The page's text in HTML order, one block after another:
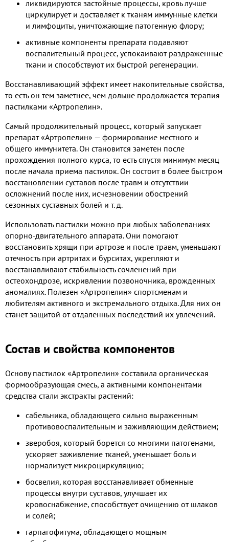
ликвидируются застойные процессы, кровь лучше
циркулирует и доставляет к тканям иммунные клетки
и лимфоциты, уничтожающие патогенную флору;
активные компоненты препарата подавляют
воспалительный процесс, успокаивают раздраженные
ткани и способствуют их быстрой регенерации.
Восстанавливающий эффект имеет накопительные свойства,
то есть он тем заметнее, чем дольше продолжается терапия
пастилками «Артропелин».
Самый продолжительный процесс, который запускает
препарат «Артропелин» — формирование местного и
общего иммунитета. Он становится заметен после
прохождения полного курса, то есть спустя минимум месяц
после начала приема пастилок. Он состоит в более быстром
восстановлении суставов после травм и отсутствии
осложнений после них, исчезновении обострений
сезонных суставных болей и т. д.
Использовать пастилки можно при любых заболеваниях
опорно-двигательного аппарата. Они помогают
восстановить хрящи при артрозе и после травм, уменьшают
отечность при артритах и бурситах, укрепляют и
восстанавливают стабильность сочленений при
остеохондрозе, искривлении позвоночника, врожденных
аномалиях. Полезен «Артропелин» спортсменам и
любителям активного и экстремального отдыха. Для них он
станет защитой от отдаленных последствий их увлечений.
Состав и свойства компонентов
Основу пастилок «Артропелин» составила органическая
формообразующая смесь, а активными компонентами
средства стали экстракты растений:
сабельника, обладающего сильно выраженным
противовоспалительным и заживляющим действием;
зверобоя, который борется со многими патогенами,
ускоряет заживление тканей, уменьшает боль и
нормализует микроциркуляцию;
босвелия, которая восстанавливает обменные
процессы внутри суставов, улучшает их
кровоснабжение, способствует очищению от шлаков
и солей;
гарпагофитума, обладающего мощным